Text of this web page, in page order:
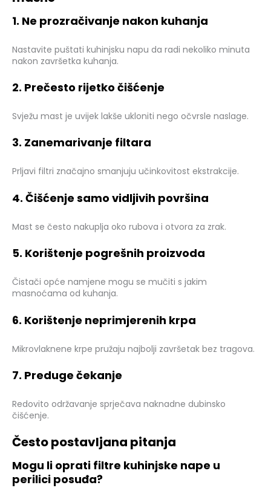
1. Ne prozračivanje nakon kuhanja
Nastavite puštati kuhinjsku napu da radi nekoliko minuta
nakon završetka kuhanja.
2. Prečesto rijetko čišćenje
Svježu mast je uvijek lakše ukloniti nego očvrsle naslage.
3. Zanemarivanje filtara
Prljavi filtri značajno smanjuju učinkovitost ekstrakcije.
4. Čišćenje samo vidljivih površina
Mast se često nakuplja oko rubova i otvora za zrak.
5. Korištenje pogrešnih proizvoda
Čistači opće namjene mogu se mučiti s jakim
masnoćama od kuhanja.
6. Korištenje neprimjerenih krpa
Mikrovlaknene krpe pružaju najbolji završetak bez tragova.
7. Preduge čekanje
Redovito održavanje sprječava naknadne dubinsko
čišćenje.
Često postavljana pitanja
Mogu li oprati filtre kuhinjske nape u
perilici posuđa?